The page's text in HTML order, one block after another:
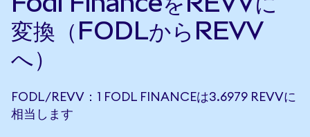
変換（FODLからREVV
へ）
FODL/REVV：1 FODL FINANCEは3.6979 REVVに
相当します